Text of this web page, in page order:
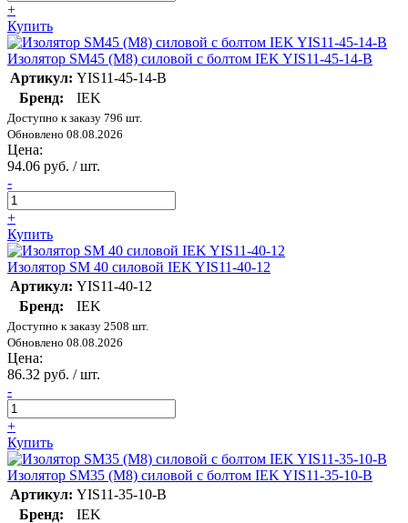
+
Купить
Изолятор SM45 (М8) силовой с болтом IEK YIS11-45-14-B
Артикул: YIS11-45-14-B
Бренд:
IEK
Доступно к заказу 796 шт.
Обновлено 08.08.2026
Цена:
94.06 руб. / шт.
-
+
Купить
Изолятор SM 40 силовой IEK YIS11-40-12
Артикул: YIS11-40-12
Бренд:
IEK
Доступно к заказу 2508 шт.
Обновлено 08.08.2026
Цена:
86.32 руб. / шт.
-
+
Купить
Изолятор SM35 (М8) силовой с болтом IEK YIS11-35-10-B
Артикул: YIS11-35-10-B
Бренд:
IEK